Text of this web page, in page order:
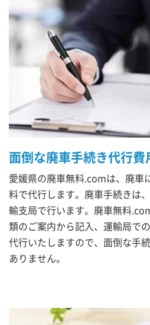
面倒な廃車手続き代行費
愛媛県の廃車無料.comは、廃車
料で代行します。廃車手続きは
輸支局で行います。廃車無料
類のご案内から記入、運輸局で
代行いたしますので、面倒な手
ありません。